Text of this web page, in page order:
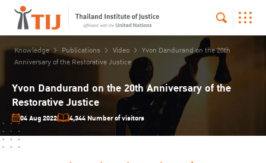
Knowledge Publications Video
Yvon Dandurand on the 20th
Anniversary of the Restorative Justice
Yvon Dandurand on the 20th Anniversary of the
Restorative Justice
04 Aug 2022 4,344 Number of visitors